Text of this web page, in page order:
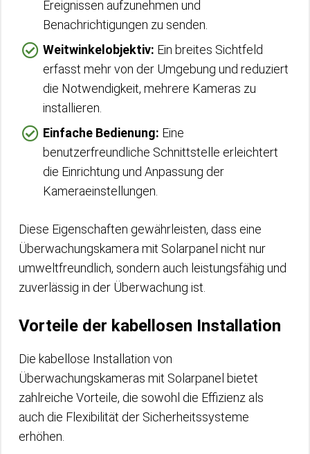
Ereignissen aufzunehmen und
Benachrichtigungen zu senden.
Weitwinkelobjektiv: Ein breites Sichtfeld
erfasst mehr von der Umgebung und reduziert
die Notwendigkeit, mehrere Kameras zu
installieren.
Einfache Bedienung: Eine
benutzerfreundliche Schnittstelle erleichtert
die Einrichtung und Anpassung der
Kameraeinstellungen.
Diese Eigenschaften gewährleisten, dass eine
Überwachungskamera mit Solarpanel nicht nur
umweltfreundlich, sondern auch leistungsfähig und
zuverlässig in der Überwachung ist.
Vorteile der kabellosen Installation
Die kabellose Installation von
Überwachungskameras mit Solarpanel bietet
zahlreiche Vorteile, die sowohl die Effizienz als
auch die Flexibilität der Sicherheitssysteme
erhöhen.